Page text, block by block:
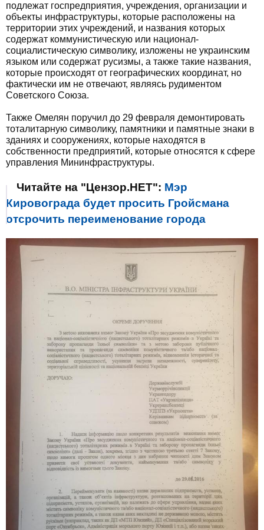
подлежат госпредприятия, учреждения, организации и
объекты инфраструктуры, которые расположены на
территории этих учреждений, и названия которых
содержат коммунистическую или национал-
социалистическую символику, изложены не украинским
языком или содержат русизмы, а также такие названия,
которые происходят от географических координат, но
фактически им не отвечают, являясь рудиментом
Советского Союза.
Также Омелян поручил до 29 февраля демонтировать
тоталитарную символику, памятники и памятные знаки в
зданиях и сооружениях, которые находятся в
собственности предприятий, которые относятся к сфере
управления Мининфраструктуры.
Читайте на "Цензор.НЕТ": Мэр
Кировограда будет просить Гройсмана
отсрочить переименование города